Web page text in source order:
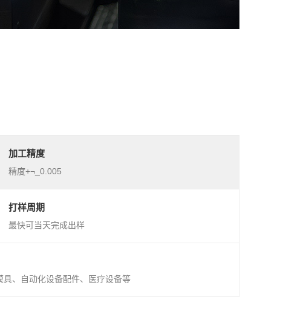
加工精度
精度+¬_0.005
打样周期
最快可当天完成出样
具、自动化设备配件、医疗设备等